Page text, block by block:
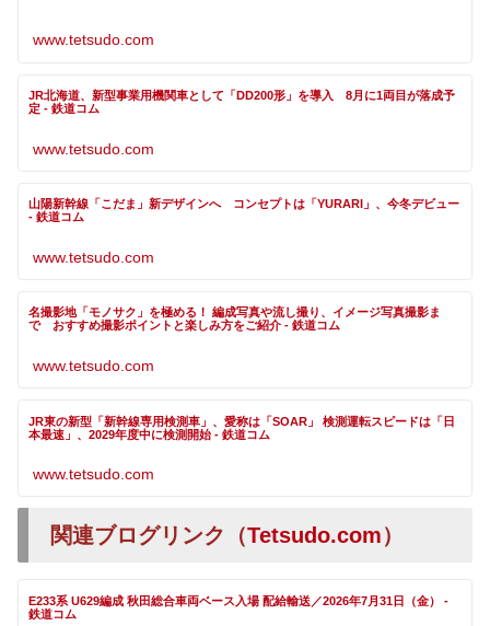
www.tetsudo.com
JR北海道、新型事業用機関車として「DD200形」を導入 8月に1両目が落成予
定 - 鉄道コム
www.tetsudo.com
山陽新幹線「こだま」新デザインへ コンセプトは「YURARI」、今冬デビュー
- 鉄道コム
www.tetsudo.com
名撮影地「モノサク」を極める！ 編成写真や流し撮り、イメージ写真撮影ま
で おすすめ撮影ポイントと楽しみ方をご紹介 - 鉄道コム
www.tetsudo.com
JR東の新型「新幹線専用検測車」、愛称は「SOAR」 検測運転スピードは「日
本最速」、2029年度中に検測開始 - 鉄道コム
www.tetsudo.com
関連ブログリンク（Tetsudo.com）
E233系 U629編成 秋田総合車両ベース入場 配給輸送／2026年7月31日（金） -
鉄道コム